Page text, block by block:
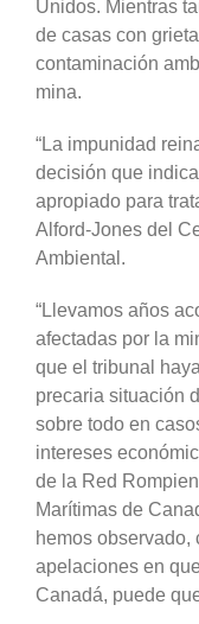
Unidos. Mientras
de casas con
contaminación
mina.
“La impunidad
decisión que
apropiado para
Alford-Jones del
Ambiental.
“Llevamos años
afectadas por la
que el tribunal
precaria situación
sobre todo en
intereses
de la Red
Marítimas de
hemos observado,
apelaciones en
Canadá, puede